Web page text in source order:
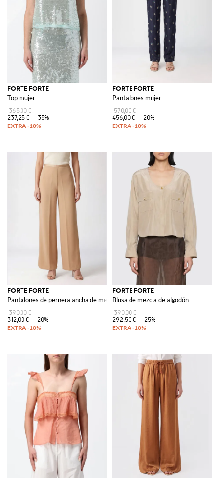
FORTE FORTE
Top mujer
365,00 €
237,25 €
-35%
FORTE FORTE
Pantalones mujer
570,00 €
456,00 €
-20%
FORTE FORTE
Pantalones de pernera ancha de mezcla de viscosa
390,00 €
312,00 €
-20%
FORTE FORTE
Blusa de mezcla de algodón
390,00 €
292,50 €
-25%